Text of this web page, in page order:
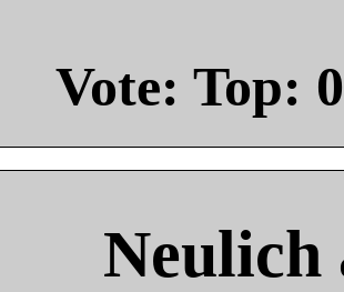
Vote: Top: 0
Neulich